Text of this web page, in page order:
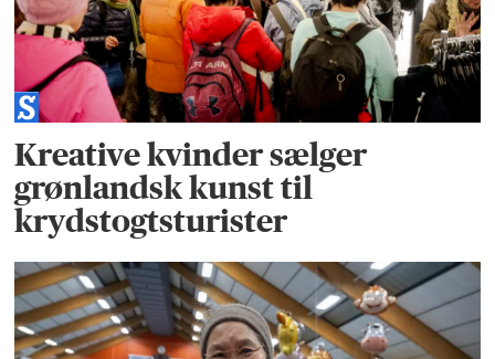
Kreative kvinder sælger
grønlandsk kunst til
krydstogtsturister